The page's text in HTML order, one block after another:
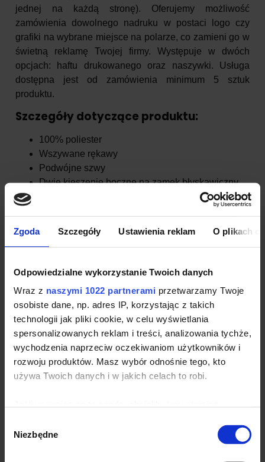
Zgoda Szczegóły Ustawienia reklam O plikach
Odpowiedzialne wykorzystanie Twoich danych
Wraz z naszymi 1022 partnerami przetwarzamy Twoje
osobiste dane, np. adres IP, korzystając z takich
technologii jak pliki cookie, w celu wyświetlania
spersonalizowanych reklam i treści, analizowania tychże,
wychodzenia naprzeciw oczekiwaniom użytkowników i
rozwoju produktów. Masz wybór odnośnie tego, kto
używa Twoich danych i w jakich celach to robi.
geograficznej z dokładnością nawet do kilku metrów
Identyfikować Twoje urządzenie, aktywnie analizując
zgody
Niezbędne
jednej na każdą stronę). Oferujemy możliwość
zamówienia dowolnego nadruku w postaci logo czy
grafiki na wybrane miejsce na polarze, co zamieni go w
świetną reklamę Twojej firmy. Występuje w dwóch
opcjach: haftu drukowanego oraz naszywki. Usługa
dostępna jest od zamówienia minimum 5 sztuk
produktu.
Szczegóły dotyczące produktu:
100% poliester
Wszywane rękawy
Podwójne szwy
Dwie kieszenie boczne na zamek błyskawiczny
Fashion Fit Outdoor Fleece
Result | Kod produktu:
Dostępność: duża ilość
Znakowanie na
odzieży już od 5
sztuk
Zobacz nasze
realizacje →
41-70 szt